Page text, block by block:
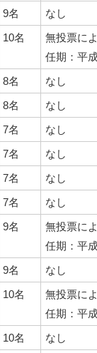
9名
なし
10名
無投票に
任期：平
8名
なし
8名
なし
7名
なし
7名
なし
7名
なし
7名
なし
9名
無投票に
任期：平
9名
なし
10名
無投票に
任期：平
10名
なし